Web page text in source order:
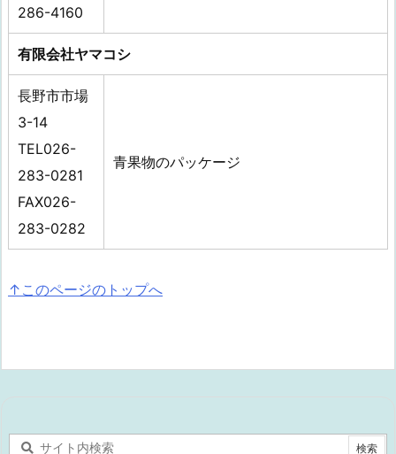
286-4160
有限会社ヤマコシ
長野市市場
3-14
TEL026-
283-0281
FAX026-
283-0282
青果物のパッケージ
↑このページのトップへ